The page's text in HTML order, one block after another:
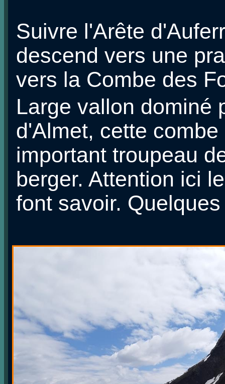
Suivre l'Arête
descend vers une
vers la Combe des
Large vallon dominé
d'Almet, cette
important troupeau
berger. Attention ici
font savoir.